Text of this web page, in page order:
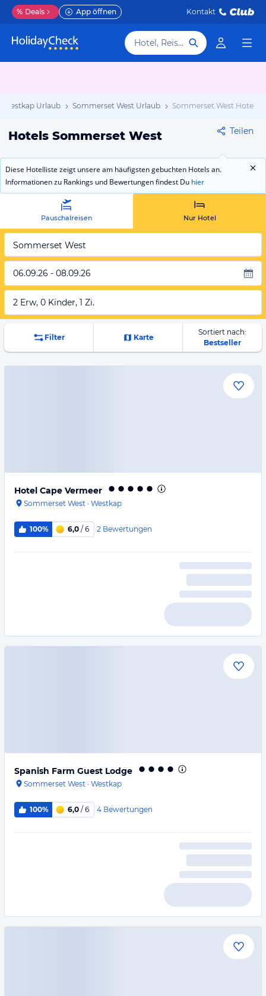
% Deals App öffnen Kontakt
Hotel, Reiseziel
Westkap Urlaub Sommerset West Urlaub Sommerset West Hotels
Hotels Sommerset West Teilen
Diese Hotelliste zeigt unsere am häufigsten gebuchten Hotels an.
Informationen zu Rankings und Bewertungen findest Du hier
Pauschalreisen Nur Hotel
Sommerset West
06.09.26 - 08.09.26
2 Erw, 0 Kinder, 1 Zi.
Filter Karte
Sortiert nach:
Bestseller
Hotel Cape Vermeer
Sommerset West · Westkap
100% 6,0 / 6 2 Bewertungen
Spanish Farm Guest Lodge
Sommerset West · Westkap
100% 6,0 / 6 4 Bewertungen